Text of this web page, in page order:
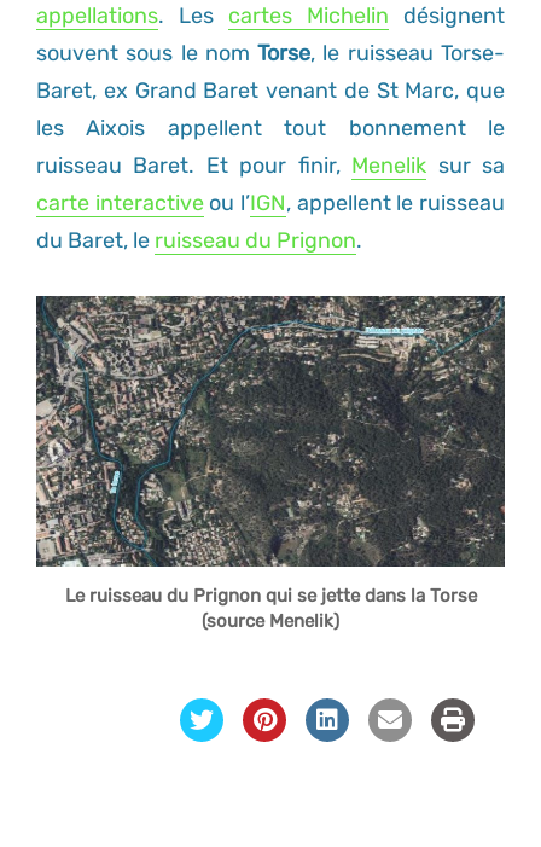
appellations. Les cartes Michelin désignent
souvent sous le nomTorse, le ruisseau Torse-
Baret, ex Grand Baret venant de St Marc, que
les Aixois appellent tout bonnement le
ruisseau Baret. Et pour finir, Menelik sur sa
carte interactiveou l’IGN, appellent le ruisseau
du Baret, le ruisseau du Prignon.
Le ruisseau du Prignon qui se jette dans la Torse
(source Menelik)